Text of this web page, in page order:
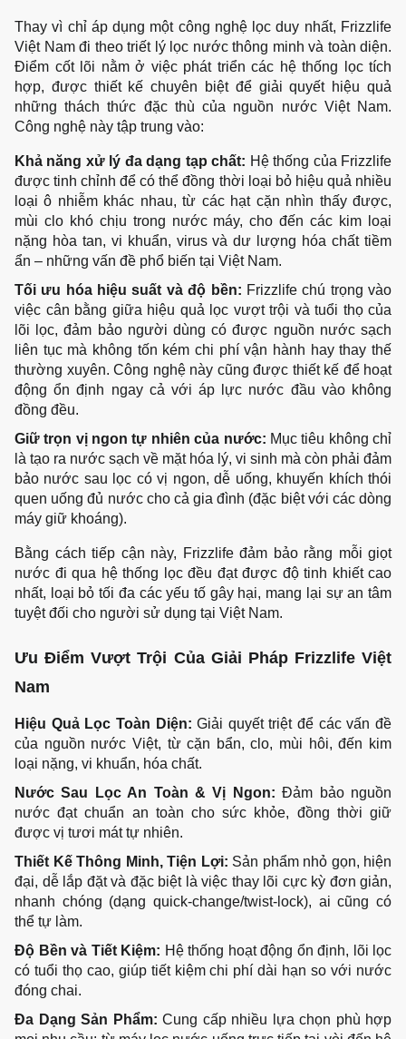
Thay vì chỉ áp dụng một công nghệ lọc duy nhất, Frizzlife
Việt Nam đi theo triết lý lọc nước thông minh và toàn diện.
Điểm cốt lõi nằm ở việc phát triển các hệ thống lọc tích
hợp, được thiết kế chuyên biệt để giải quyết hiệu quả
những thách thức đặc thù của nguồn nước Việt Nam.
Công nghệ này tập trung vào:
Khả năng xử lý đa dạng tạp chất: Hệ thống của Frizzlife
được tinh chỉnh để có thể đồng thời loại bỏ hiệu quả nhiều
loại ô nhiễm khác nhau, từ các hạt cặn nhìn thấy được,
mùi clo khó chịu trong nước máy, cho đến các kim loại
nặng hòa tan, vi khuẩn, virus và dư lượng hóa chất tiềm
ẩn – những vấn đề phổ biến tại Việt Nam.
Tối ưu hóa hiệu suất và độ bền: Frizzlife chú trọng vào
việc cân bằng giữa hiệu quả lọc vượt trội và tuổi thọ của
lõi lọc, đảm bảo người dùng có được nguồn nước sạch
liên tục mà không tốn kém chi phí vận hành hay thay thế
thường xuyên. Công nghệ này cũng được thiết kế để hoạt
động ổn định ngay cả với áp lực nước đầu vào không
đồng đều.
Giữ trọn vị ngon tự nhiên của nước: Mục tiêu không chỉ
là tạo ra nước sạch về mặt hóa lý, vi sinh mà còn phải đảm
bảo nước sau lọc có vị ngon, dễ uống, khuyến khích thói
quen uống đủ nước cho cả gia đình (đặc biệt với các dòng
máy giữ khoáng).
Bằng cách tiếp cận này, Frizzlife đảm bảo rằng mỗi giọt
nước đi qua hệ thống lọc đều đạt được độ tinh khiết cao
nhất, loại bỏ tối đa các yếu tố gây hại, mang lại sự an tâm
tuyệt đối cho người sử dụng tại Việt Nam.
Ưu Điểm Vượt Trội Của Giải Pháp Frizzlife Việt
Nam
Hiệu Quả Lọc Toàn Diện: Giải quyết triệt để các vấn đề
của nguồn nước Việt, từ cặn bẩn, clo, mùi hôi, đến kim
loại nặng, vi khuẩn, hóa chất.
Nước Sau Lọc An Toàn & Vị Ngon: Đảm bảo nguồn
nước đạt chuẩn an toàn cho sức khỏe, đồng thời giữ
được vị tươi mát tự nhiên.
Thiết Kế Thông Minh, Tiện Lợi: Sản phẩm nhỏ gọn, hiện
đại, dễ lắp đặt và đặc biệt là việc thay lõi cực kỳ đơn giản,
nhanh chóng (dạng quick-change/twist-lock), ai cũng có
thể tự làm.
Độ Bền và Tiết Kiệm: Hệ thống hoạt động ổn định, lõi lọc
có tuổi thọ cao, giúp tiết kiệm chi phí dài hạn so với nước
đóng chai.
Đa Dạng Sản Phẩm: Cung cấp nhiều lựa chọn phù hợp